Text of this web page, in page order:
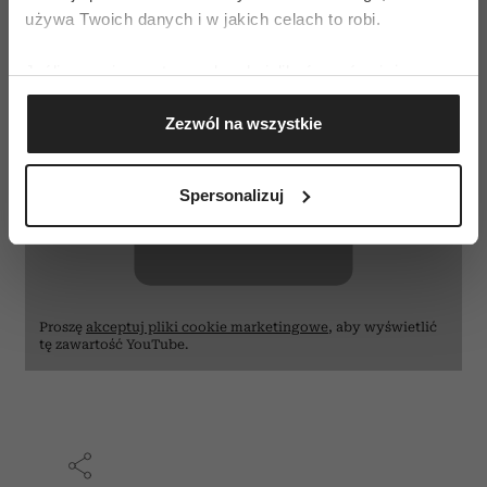
używa Twoich danych i w jakich celach to robi.
Jeśli wyrazisz na to zgodę, chcielibyśmy również:
Gromadzić dane dotyczące Twojej lokalizacji
geograficznej z dokładnością nawet do kilku metrów
Identyfikować Twoje urządzenie, aktywnie
(fingerprinting, czyli wirtualny odcisk palca)
sekcji szczegółów. W Deklaracji plików cookie możesz
społecznościowym, reklamowym i analitycznym.
Zezwól na wszystkie
Spersonalizuj
⋯
Proszę akceptuj pliki cookie marketingowe, aby wyświetlić
tę zawartość YouTube.